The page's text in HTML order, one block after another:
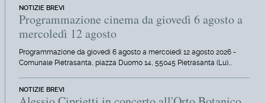
NOTIZIE BREVI
Programmazione cinema da giovedì 6 agosto a
mercoledì 12 agosto
Programmazione da giovedì 6 agosto a mercoledì 12 agosto 2026 -
Comunale Pietrasanta, piazza Duomo 14, 55045 Pietrasanta (Lu)…
NOTIZIE BREVI